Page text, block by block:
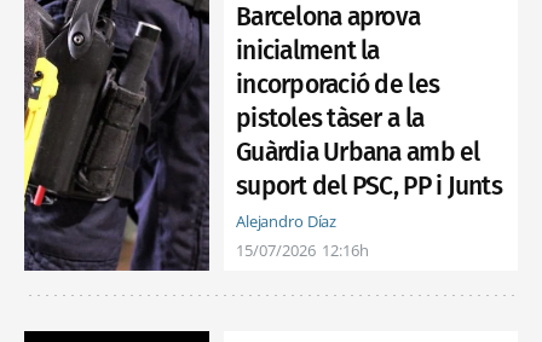
Barcelona aprova
inicialment la
incorporació de les
pistoles tàser a la
Guàrdia Urbana amb el
suport del PSC, PP i Junts
Alejandro Díaz
15/07/2026 12:16h